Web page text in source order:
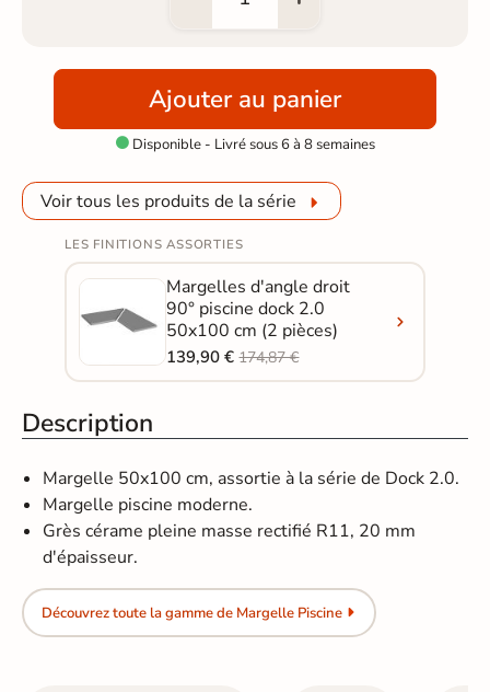
Ajouter au panier
Disponible - Livré sous 6 à 8 semaines
Voir tous les produits de la série
LES FINITIONS ASSORTIES
Margelles d'angle droit
90° piscine dock 2.0
50x100 cm (2 pièces)
139,90 €174,87 €
Description
Margelle 50x100 cm, assortie à la série de Dock 2.0.
Margelle piscine moderne.
Grès cérame pleine masse rectifié R11, 20 mm
d'épaisseur.
Découvrez toute la gamme de Margelle Piscine